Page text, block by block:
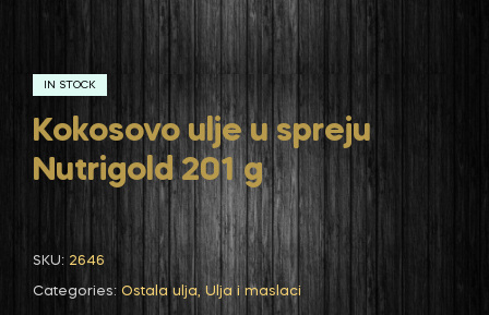
IN STOCK
Kokosovo ulje u spreju
Nutrigold 201 g
SKU: 2646
Categories: Ostala ulja, Ulja i maslaci